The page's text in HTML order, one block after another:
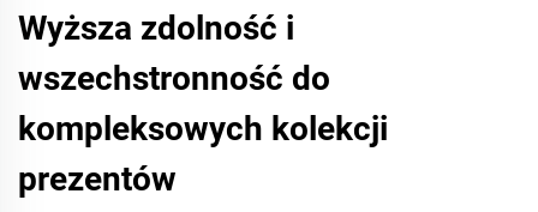
Wyższa zdolność i
wszechstronność do
kompleksowych kolekcji
prezentów